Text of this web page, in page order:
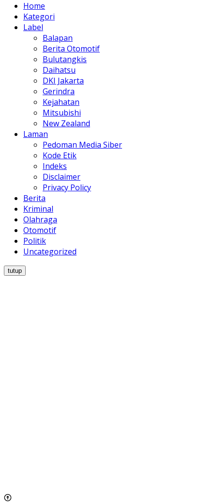
Home
Kategori
Label
Balapan
Berita Otomotif
Bulutangkis
Daihatsu
DKI Jakarta
Gerindra
Kejahatan
Mitsubishi
New Zealand
Laman
Pedoman Media Siber
Kode Etik
Indeks
Disclaimer
Privacy Policy
Berita
Kriminal
Olahraga
Otomotif
Politik
Uncategorized
tutup